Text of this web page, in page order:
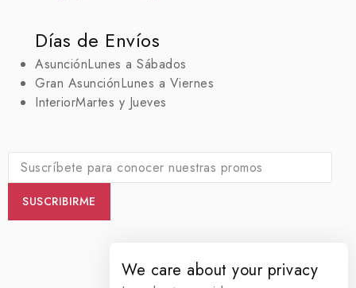
Días de Envíos
AsunciónLunes a Sábados
Gran AsunciónLunes a Viernes
InteriorMartes y Jueves
We care about your privacy